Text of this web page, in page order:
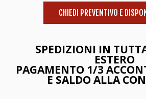
CHIEDI PREVENTIVO E
SPEDIZIONI IN
ESTERO
PAGAMENTO 1/3
E SALDO ALLA